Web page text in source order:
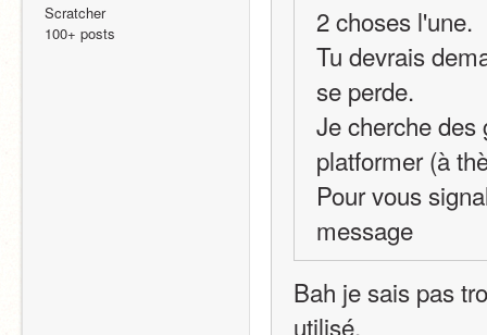
Scratcher
100+ posts
2 choses l'une.
Tu devrais
se perde.
Je cherche des
platformer (à
Pour vous
message
Bah je sais pas
utilisé.